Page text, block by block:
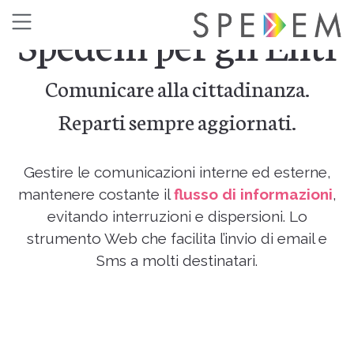
Spedem per gli Enti
Comunicare alla cittadinanza.
Reparti sempre aggiornati.
Gestire le comunicazioni interne ed esterne,
mantenere costante ilflusso di informazioni,
evitando interruzioni e dispersioni. Lo
strumento Web che facilita l’invio di email e
Sms a molti destinatari.